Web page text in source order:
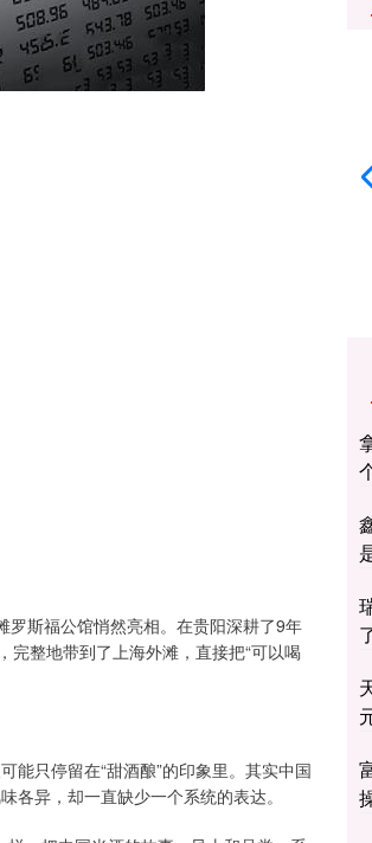
罗斯福公馆悄然亮相。在贵阳深耕了9年
完整地带到了上海外滩，直接把“可以喝
能只停留在“甜酒酿”的印象里。其实中国
各异，却一直缺少一个系统的表达。
1134.24 11.37